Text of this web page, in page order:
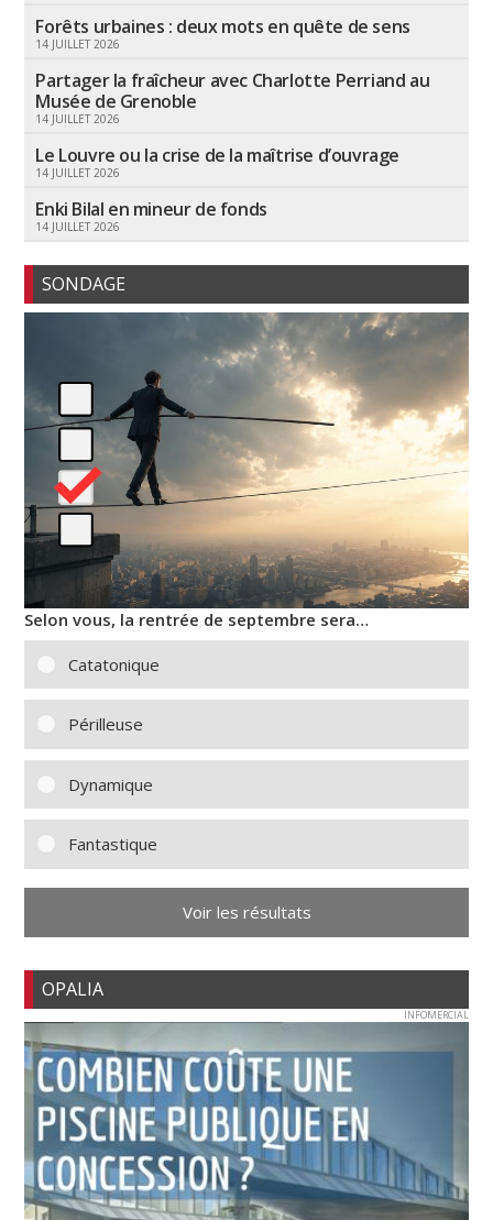
Forêts urbaines : deux mots en quête de sens
14 JUILLET 2026
Partager la fraîcheur avec Charlotte Perriand au
Musée de Grenoble
14 JUILLET 2026
Le Louvre ou la crise de la maîtrise d’ouvrage
14 JUILLET 2026
Enki Bilal en mineur de fonds
14 JUILLET 2026
SONDAGE
Selon vous, la rentrée de septembre sera…
Catatonique
Périlleuse
Dynamique
Fantastique
Voir les résultats
OPALIA
INFOMERCIAL